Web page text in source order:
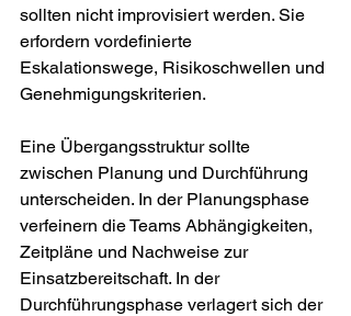
sollten nicht improvisiert werden. Sie
erfordern vordefinierte
Eskalationswege, Risikoschwellen und
Genehmigungskriterien.
Eine Übergangsstruktur sollte
zwischen Planung und Durchführung
unterscheiden. In der Planungsphase
verfeinern die Teams Abhängigkeiten,
Zeitpläne und Nachweise zur
Einsatzbereitschaft. In der
Durchführungsphase verlagert sich der